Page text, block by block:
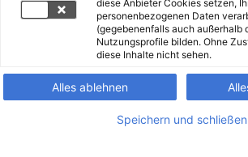
diese Anbieter Cookies setzen,
personenbezogenen Daten
(gegebenenfalls auch außerhalb
Nutzungsprofile bilden. Ohne
diese Inhalte nicht sehen.
Alles ablehnen
Speichern und schließen